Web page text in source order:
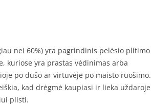
nei 60%) yra pagrindinis pelėsio plitimo
kuriose yra prastas vėdinimas arba
po dušo ar virtuvėje po maisto ruošimo.
kad drėgmė kaupiasi ir lieka uždaroje
plisti.